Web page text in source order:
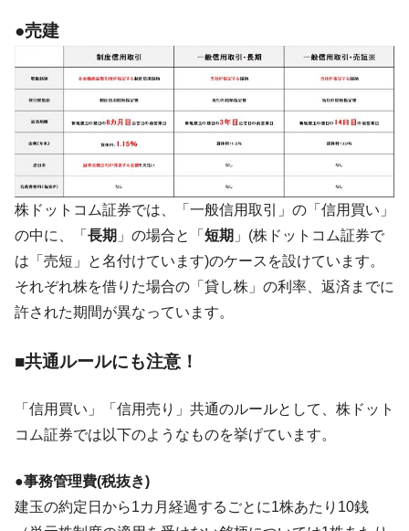
●売建
株ドットコム証券では、「一般信用取引」の「信用買い」
の中に、「 長期 」の場合と「 短期 」(株ドットコム証券で
は「売短」と名付けています)のケースを設けています。
それぞれ株を借りた場合の「貸し株」の利率、返済までに
許された期間が異なっています。
■共通ルールにも注意！
「信用買い」「信用売り」共通のルールとして、株ドット
コム証券では以下のようなものを挙げています。
●事務管理費(税抜き)
建玉の約定日から1カ月経過するごとに1株あたり10銭